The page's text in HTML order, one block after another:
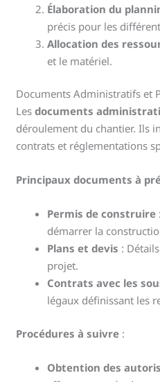
Élaboration du
précis pour les
Allocation des
et le matériel.
Documents Administratifs et
Lesdocuments
déroulement du chantier. Ils
contrats et réglementations
Principaux documents à
Permis de construire
démarrer la
Plans et devis :
projet.
Contrats avec les
légaux définissant les
Procédures à suivre :
Obtention des